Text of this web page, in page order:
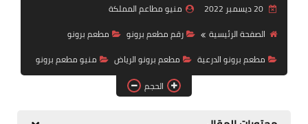
20 ديسمبر 2022
منيو مطاعم المملكة
الصفحة الرئيسية
رقم مطعم برونو
مطعم برونو
مطعم برونو الدرعية
مطعم برونو الرياض
منيو مطعم برونو
الحجم